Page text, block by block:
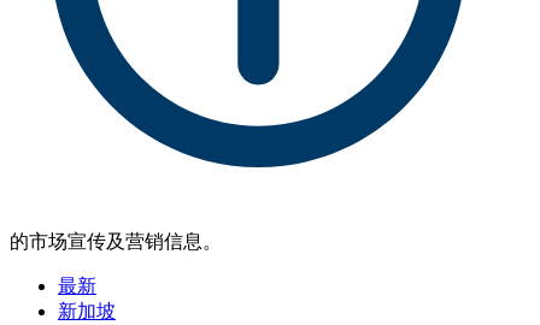
的市场宣传及营销信息。
最新
新加坡